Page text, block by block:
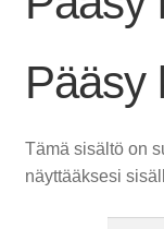
Pääsy
Tämä sisältö on
näyttääksesi